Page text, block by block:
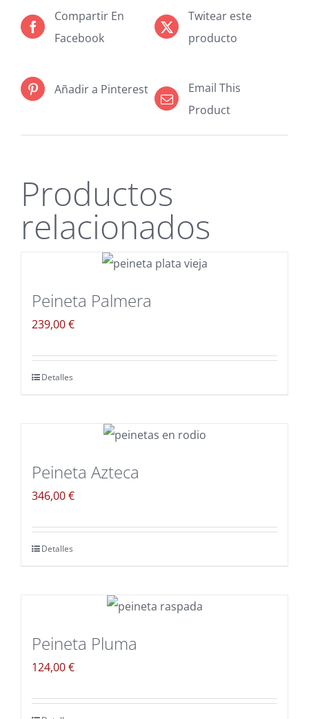
Compartir En
Facebook
Twitear este
producto
Añadir a Pinterest
Email This
Product
Productos
relacionados
Peineta Palmera
239,00€
Detalles
Peineta Azteca
346,00€
Detalles
Peineta Pluma
124,00€